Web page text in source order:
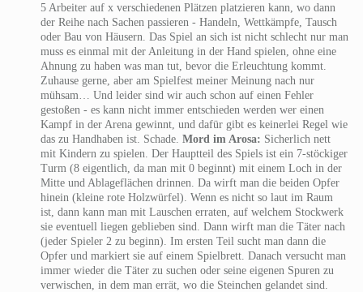
5 Arbeiter auf x verschiedenen Plätzen platzieren kann, wo dann
der Reihe nach Sachen passieren - Handeln, Wettkämpfe, Tausch
oder Bau von Häusern. Das Spiel an sich ist nicht schlecht nur man
muss es einmal mit der Anleitung in der Hand spielen, ohne eine
Ahnung zu haben was man tut, bevor die Erleuchtung kommt.
Zuhause gerne, aber am Spielfest meiner Meinung nach nur
mühsam… Und leider sind wir auch schon auf einen Fehler
gestoßen - es kann nicht immer entschieden werden wer einen
Kampf in der Arena gewinnt, und dafür gibt es keinerlei Regel wie
das zu Handhaben ist. Schade. Mord im Arosa: Sicherlich nett
mit Kindern zu spielen. Der Hauptteil des Spiels ist ein 7-stöckiger
Turm (8 eigentlich, da man mit 0 beginnt) mit einem Loch in der
Mitte und Ablageflächen drinnen. Da wirft man die beiden Opfer
hinein (kleine rote Holzwürfel). Wenn es nicht so laut im Raum
ist, dann kann man mit Lauschen erraten, auf welchem Stockwerk
sie eventuell liegen geblieben sind. Dann wirft man die Täter nach
(jeder Spieler 2 zu beginn). Im ersten Teil sucht man dann die
Opfer und markiert sie auf einem Spielbrett. Danach versucht man
immer wieder die Täter zu suchen oder seine eigenen Spuren zu
verwischen, in dem man errät, wo die Steinchen gelandet sind.